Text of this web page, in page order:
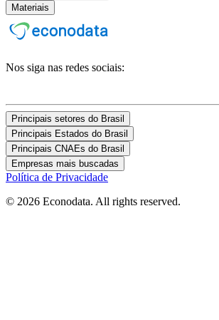
Materiais
Nos siga nas redes sociais:
Principais setores do Brasil
Principais Estados do Brasil
Principais CNAEs do Brasil
Empresas mais buscadas
Política de Privacidade
© 2026 Econodata. All rights reserved.